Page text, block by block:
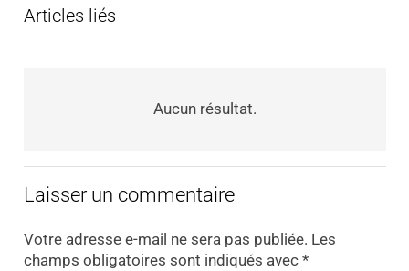
Articles liés
Aucun résultat.
Laisser un commentaire
Votre adresse e-mail ne sera pas publiée. Les
champs obligatoires sont indiqués avec *